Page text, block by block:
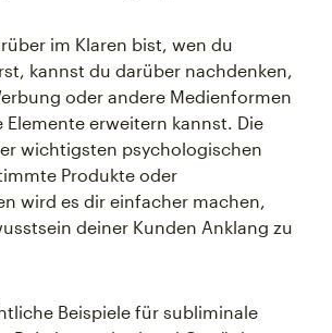
im Klaren bist, wen du
kannst du darüber nachdenken,
oder andere Medienformen
Elemente erweitern kannst. Die
wichtigsten psychologischen
Produkte oder
wird es dir einfacher machen,
deiner Kunden Anklang zu
Beispiele für subliminale